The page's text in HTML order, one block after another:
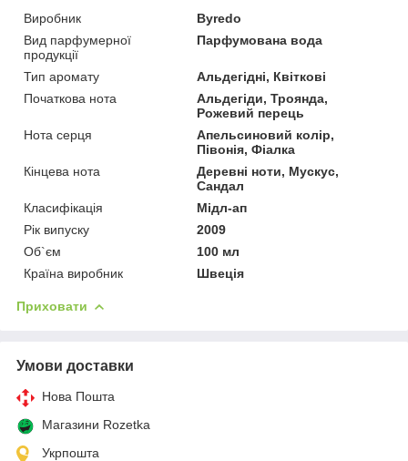
Виробник
Byredo
Вид парфумерної
продукції
Парфумована вода
Тип аромату
Альдегідні, Квіткові
Початкова нота
Альдегіди, Троянда,
Рожевий перець
Нота серця
Апельсиновий колір,
Півонія, Фіалка
Кінцева нота
Деревні ноти, Мускус,
Сандал
Класифікація
Мідл-ап
Рік випуску
2009
Об`єм
100 мл
Країна виробник
Швеція
Приховати
Умови доставки
Нова Пошта
Магазини Rozetka
Укрпошта